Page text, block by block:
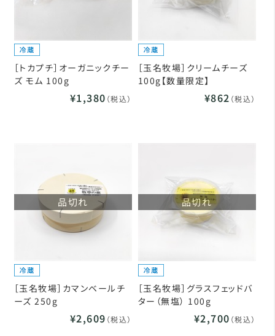
［トカプチ］オーガニックチー
ズ モム 100g
¥1,380 （税込）
［玉名牧場］クリームチーズ
100g【数量限定】
¥862 （税込）
品切れ
［玉名牧場］カマンベールチ
ーズ 250g
¥2,609 （税込）
品切れ
［玉名牧場］グラスフェッドバ
ター（無塩） 100g
¥2,700 （税込）